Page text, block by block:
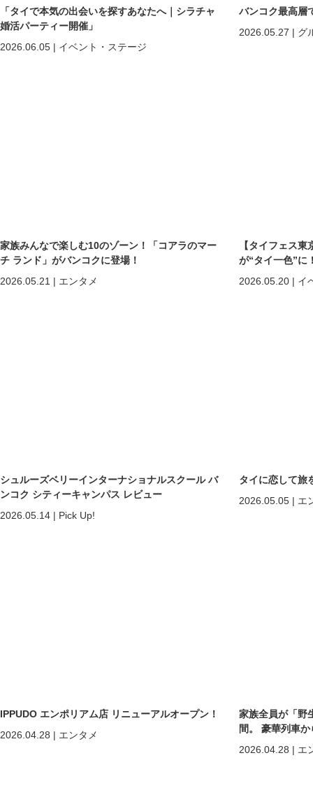
「タイで本気の出会いを探すあなたへ｜シラチャ
婚活パーティー開催」
2026.06.05 | イベント・ステージ
バンコク最高層
2026.05.27 | グ
家族みんなで楽しむ10のゾーン！「コアラのマー
チ ランド」がバンコクに登場！
2026.05.21 | エンタメ
【タイフェス
が“タイ一色”に
2026.05.20 | イ
シュルーズベリーインターナショナルスクール バ
ンコク シティーキャンパス レビュー
2026.05.14 | Pick Up!
タイに恋して旅
2026.05.05 | エ
IPPUDO エンポリアム店 リニューアルオープン！
2026.04.28 | エンタメ
家族全員が「野
間。 豪華列車
2026.04.28 | エ